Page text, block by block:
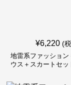
¥6,220 (
地雷系ファッション
ウス＋スカートセッ